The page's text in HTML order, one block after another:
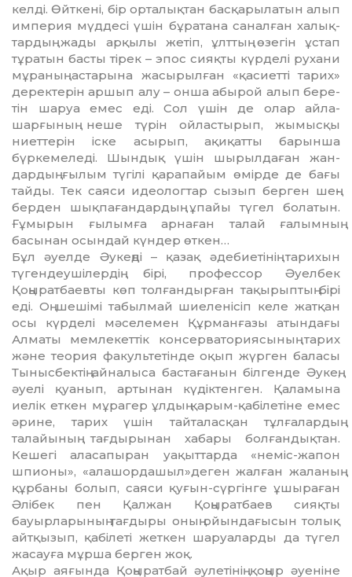
келді. Өйт­кені, бір орталықтан басқарылатын алып
им­пе­рия мүддесі үшін бұратана санал­ған ха­лық­
тардың жады арқылы жетіп, ұлт­тың өзегін ұс­тап
тұратын басты тірек – эпос сияқты күр­делі рухани
мұраның астарына жасы­рыл­ған «қасиетті тарих»
дерек­терін аршып алу – онша абырой алып бере­
тін шаруа емес еді. Сол үшін де олар айла-
шарғының не­ше түрін ойластырып, жымыс­қы
ниет­те­рін іс­ке асырып, ақиқатты барынша
бүркемеледі. Шындық үшін шырылдаған жан­
дардың ғы­лым түгілі қарапайым өмірде де бағы
тайды. Тек саяси идеологтар сызып берген шең­
бер­ден шықпағандардың ұпайы түгел бола­тын.
Ғұмырын ғылымға арнаған талай ға­лым­ның
басынан осындай күндер өткен…
Бұл әуелде Әукеңді – қазақ әдебиетінің та­рихын
түгендеушілердің бірі, профессор Әуел­бек
Қоңыратбаевты көп толғандырған та­қырыптың бірі
еді. Оң шешімі табылмай шие­ленісіп келе жатқан
осы күрделі мәсе­ле­­мен Құрманғазы атындағы
Алматы мем­ле­­кеттік консерваториясының тарих
және теория факультетінде оқып жүрген баласы
Тынысбектің айналыса бастағанын білгенде Әукең,
әуелі қуанып, артынан күдіктенген. Қа­ламына
иелік еткен мұрагер ұлдың қа­рым-қабілетіне емес
әрине, тарих үшін тай­та­­лас­қан тұлғалардың
талайының тағ­ды­ры­нан хабары болғандықтан.
Кешегі ала­­­­­­­са­пыран уақыттарда «неміс-жапон
шпио­­ны», «алашордашыл»деген жалған жа­ланың
құрбаны болып, саяси қуғын-сүргінге ұшыраған
Әлібек пен Қалжан Қоңыратбаев сияқты
бауырларының тағ­дыры оның ойын­дағысын толық
айтқы­зып, қабілеті жеткен шаруаларды да түгел
жасауға мұрша берген жоқ.
Ақыр аяғында Қоңыратбай әулетінің қоңыр әуеніне